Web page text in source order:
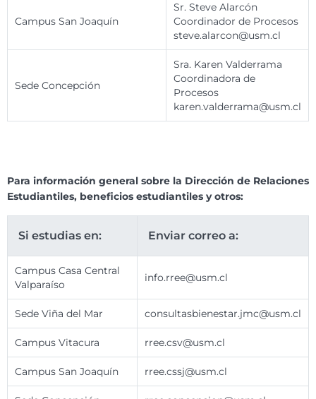
Campus San Joaquín
Sr. Steve Alarcón
Coordinador de Procesos
steve.alarcon@usm.cl
Sede Concepción
Sra. Karen Valderrama
Coordinadora de
Procesos
karen.valderrama@usm.cl
Para información general sobre la Dirección de Relaciones
Estudiantiles, beneficios estudiantiles y otros:
Si estudias en: Enviar correo a:
Campus Casa Central
Valparaíso
info.rree@usm.cl
Sede Viña del Mar consultasbienestar.jmc@usm.cl
Campus Vitacura rree.csv@usm.cl
Campus San Joaquín rree.cssj@usm.cl